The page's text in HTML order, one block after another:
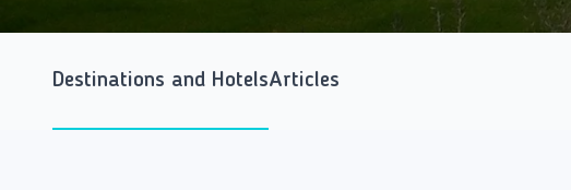
Destinations and HotelsArticles